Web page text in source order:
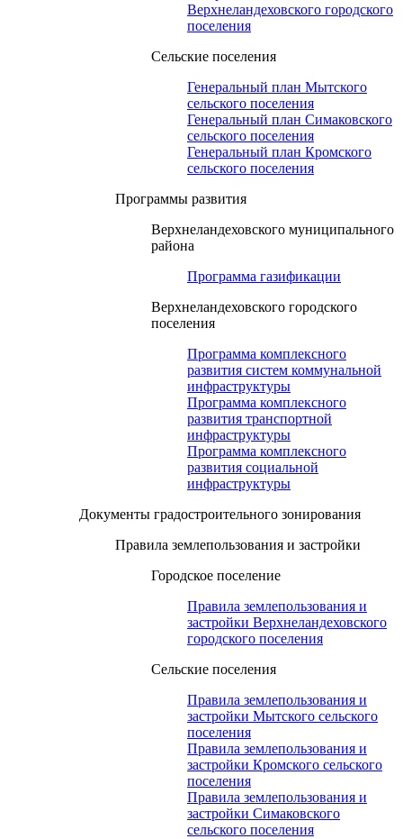
Верхнеландеховского городского
поселения
Сельские поселения
Генеральный план Мытского
сельского поселения
Генеральный план Симаковского
сельского поселения
Генеральный план Кромского
сельского поселения
Программы развития
Верхнеландеховского муниципального
района
Программа газификации
Верхнеландеховского городского
поселения
Программа комплексного
развития систем коммунальной
инфраструктуры
Программа комплексного
развития транспортной
инфраструктуры
Программа комплексного
развития социальной
инфраструктуры
Документы градостроительного зонирования
Правила землепользования и застройки
Городское поселение
Правила землепользования и
застройки Верхнеландеховского
городского поселения
Сельские поселения
Правила землепользования и
застройки Мытского сельского
поселения
Правила землепользования и
застройки Кромского сельского
поселения
Правила землепользования и
застройки Симаковского
сельского поселения